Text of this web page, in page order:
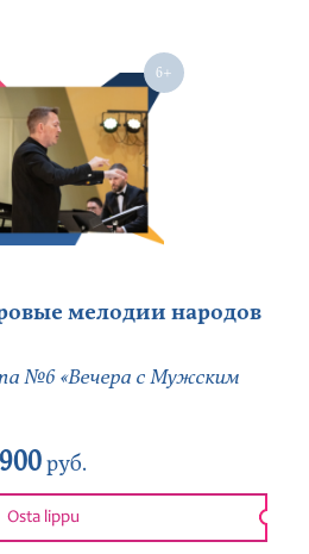
мелодии народов
№6 «Вечера с Мужским
900руб.
Osta lippu